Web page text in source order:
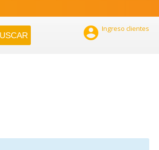
 Ingreso clientes